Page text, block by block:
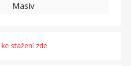
Masiv
stažení zde